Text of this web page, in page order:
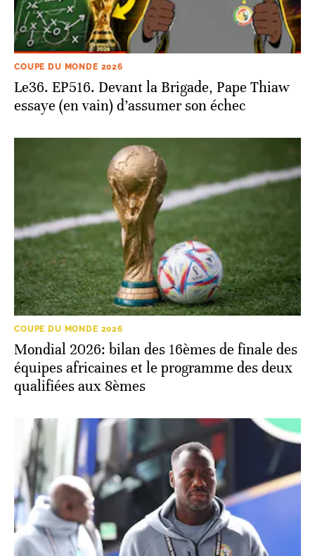
COUPE DU MONDE 2026
Le36. EP516. Devant la Brigade, Pape Thiaw
essaye (en vain) d’assumer son échec
COUPE DU MONDE 2026
Mondial 2026: bilan des 16èmes de finale des
équipes africaines et le programme des deux
qualifiées aux 8èmes